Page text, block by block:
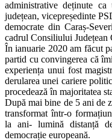
administrative deținute ca
județean, vicepreședinte
democrate din Caraș-
cadrul Consiliului Județean
În ianuarie 2020 am făcut
partid cu convingerea că
experiența unui fost
derularea unei cariere
procedează în majoritatea
După mai bine de 5 ani de
transformat într-o
la ani- lumină distanță
democrație europeană.